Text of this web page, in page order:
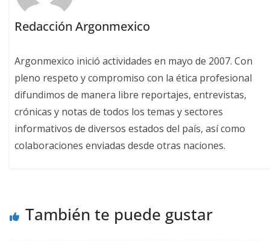
Redacción Argonmexico
Argonmexico inició actividades en mayo de 2007. Con
pleno respeto y compromiso con la ética profesional
difundimos de manera libre reportajes, entrevistas,
crónicas y notas de todos los temas y sectores
informativos de diversos estados del país, así como
colaboraciones enviadas desde otras naciones.
También te puede gustar